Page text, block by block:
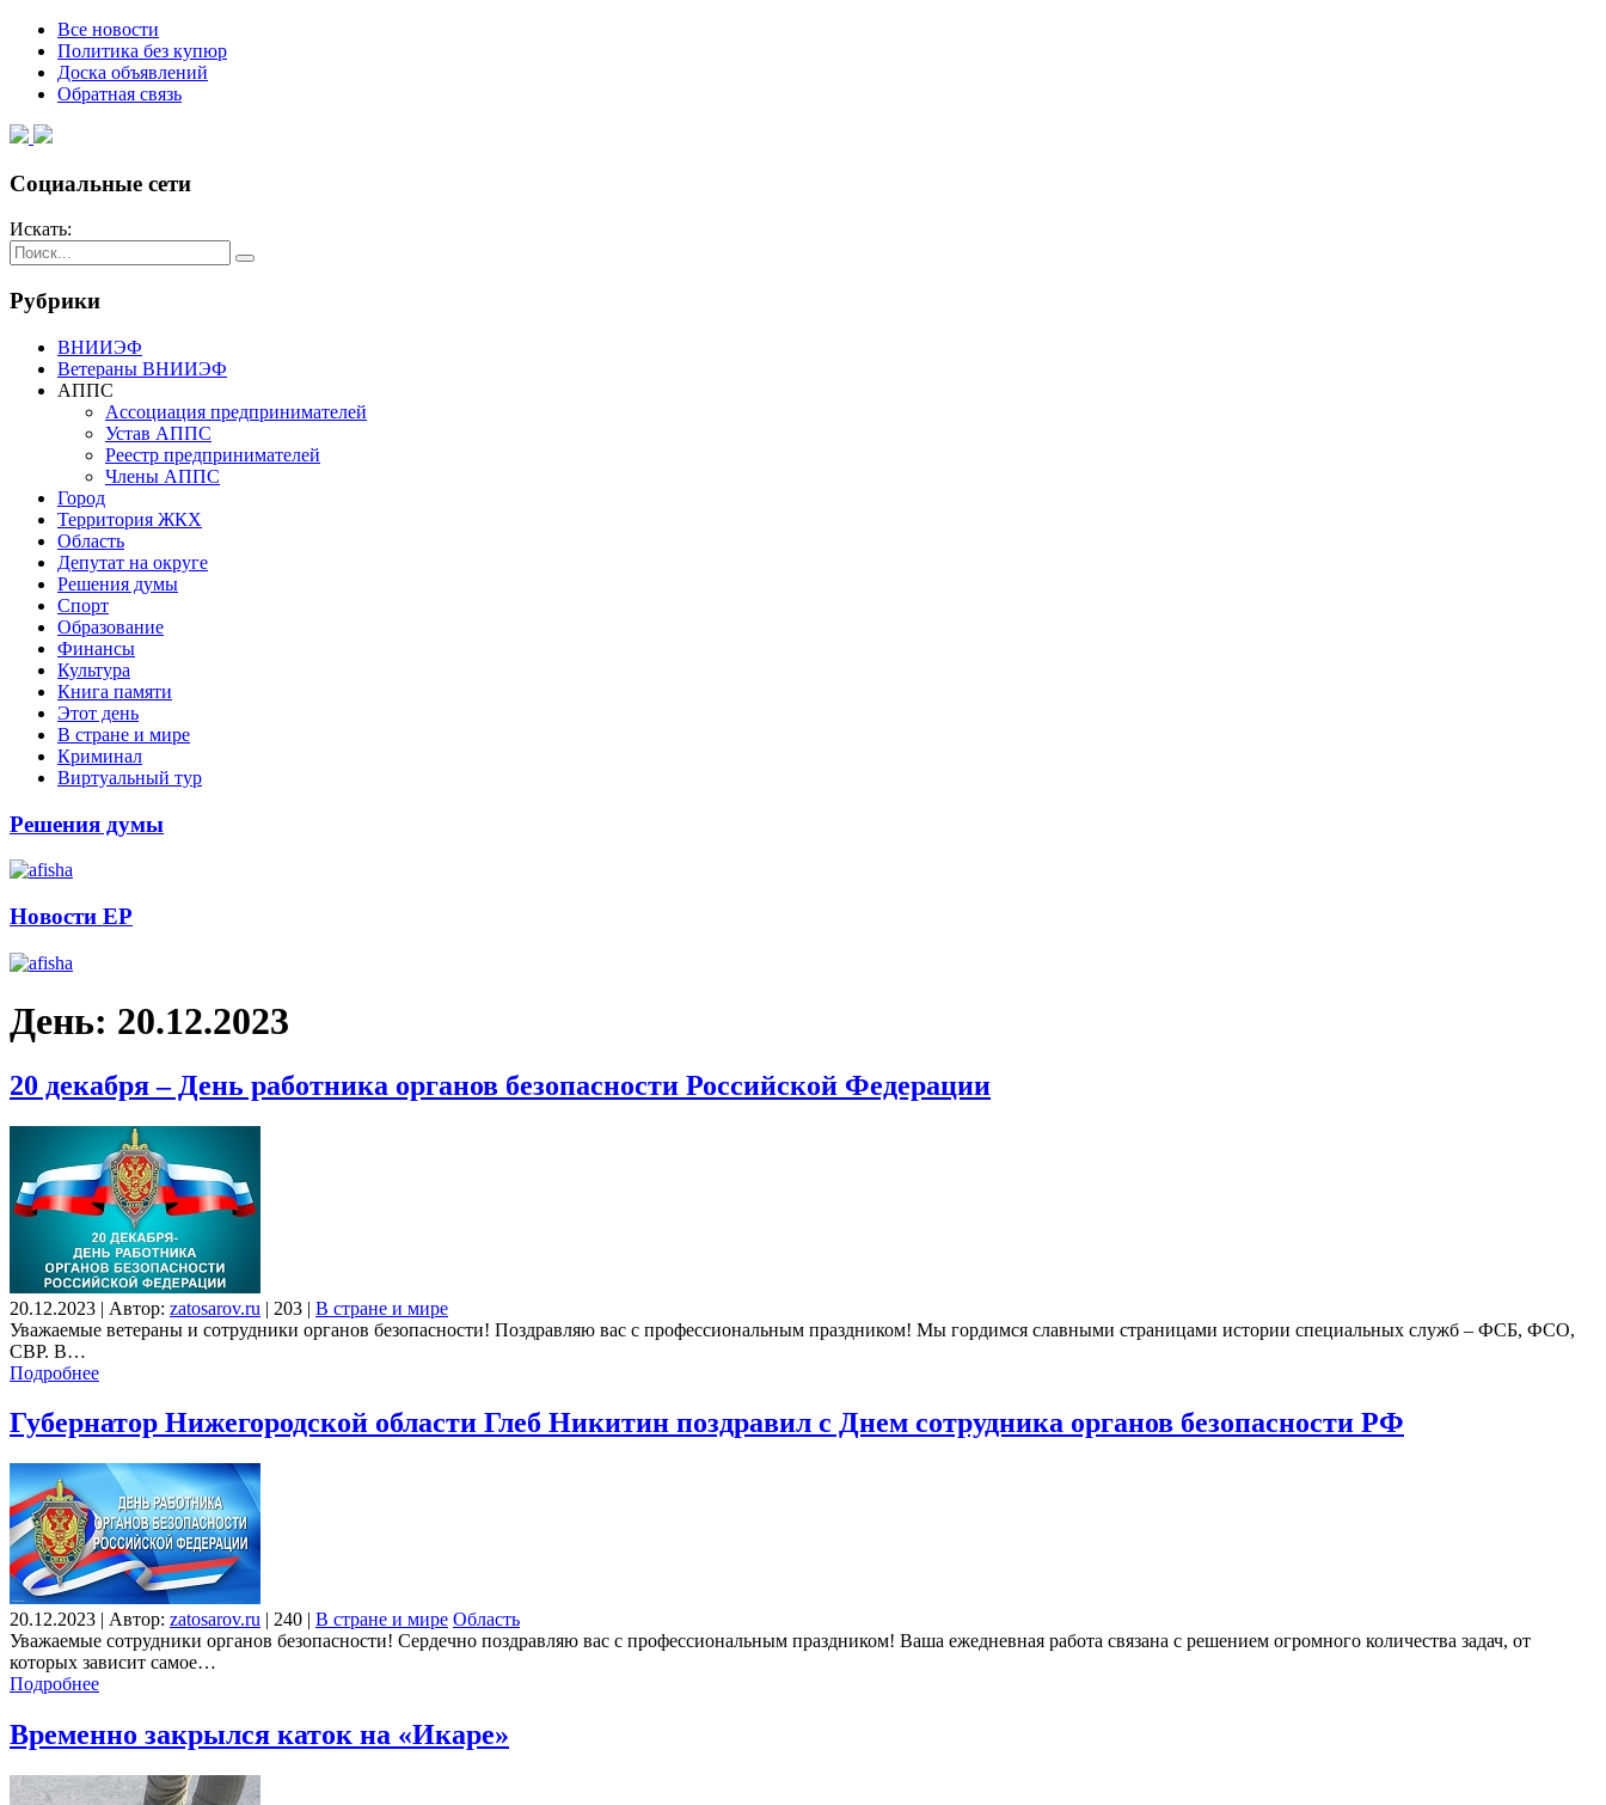
Все новости
Политика без купюр
Доска объявлений
Обратная связь
Социальные сети
Искать:
Рубрики
ВНИИЭФ
Ветераны ВНИИЭФ
АППС
Ассоциация предпринимателей
Устав АППС
Реестр предпринимателей
Члены АППС
Город
Территория ЖКХ
Область
Депутат на округе
Решения думы
Спорт
Образование
Финансы
Культура
Книга памяти
Этот день
В стране и мире
Криминал
Виртуальный тур
Решения думы
Новости ЕР
День: 20.12.2023
20 декабря – День работника органов безопасности Российской Федерации
20.12.2023 | Автор: zatosarov.ru | 203 | В стране и мире
Уважаемые ветераны и сотрудники органов безопасности! Поздравляю вас с профессиональным праздником! Мы гордимся славными страницами истории специальных служб – ФСБ, ФСО,
СВР. В…
Подробнее
Губернатор Нижегородской области Глеб Никитин поздравил с Днем сотрудника органов безопасности РФ
20.12.2023 | Автор: zatosarov.ru | 240 | В стране и мире Область
Уважаемые сотрудники органов безопасности! Сердечно поздравляю вас с профессиональным праздником! Ваша ежедневная работа связана с решением огромного количества задач, от
которых зависит самое…
Подробнее
Временно закрылся каток на «Икаре»